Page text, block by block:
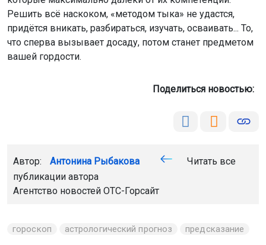
Решить всё наскоком, «методом тыка» не удастся,
придётся вникать, разбираться, изучать, осваивать... То,
что сперва вызывает досаду, потом станет предметом
вашей гордости.
Поделиться новостью:
Автор: Антонина Рыбакова
Читать все
публикации автора
Агентство новостей ОТС-Горсайт
гороскоп астрологический прогноз предсказание